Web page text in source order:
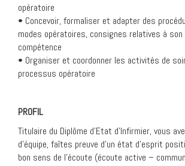
opératoire
• Concevoir, formaliser et adapter des
modes opératoires, consignes relatives à son
compétence
• Organiser et coordonner les activités de
processus opératoire
PROFIL
Titulaire du Diplôme d’Etat d’Infirmier, vous
d’équipe, faîtes preuve d’un état d’esprit
bon sens de l’écoute (écoute active –